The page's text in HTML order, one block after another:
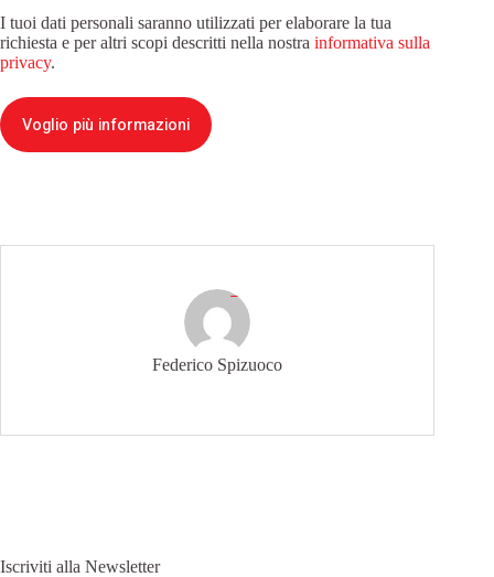
I tuoi dati personali saranno utilizzati per elaborare la tua
richiesta e per altri scopi descritti nella nostra informativa sulla
privacy.
Voglio più informazioni
Federico Spizuoco
Iscriviti alla Newsletter